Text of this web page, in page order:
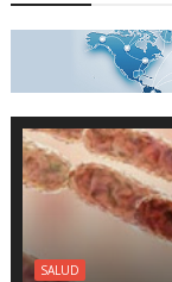
SALUD